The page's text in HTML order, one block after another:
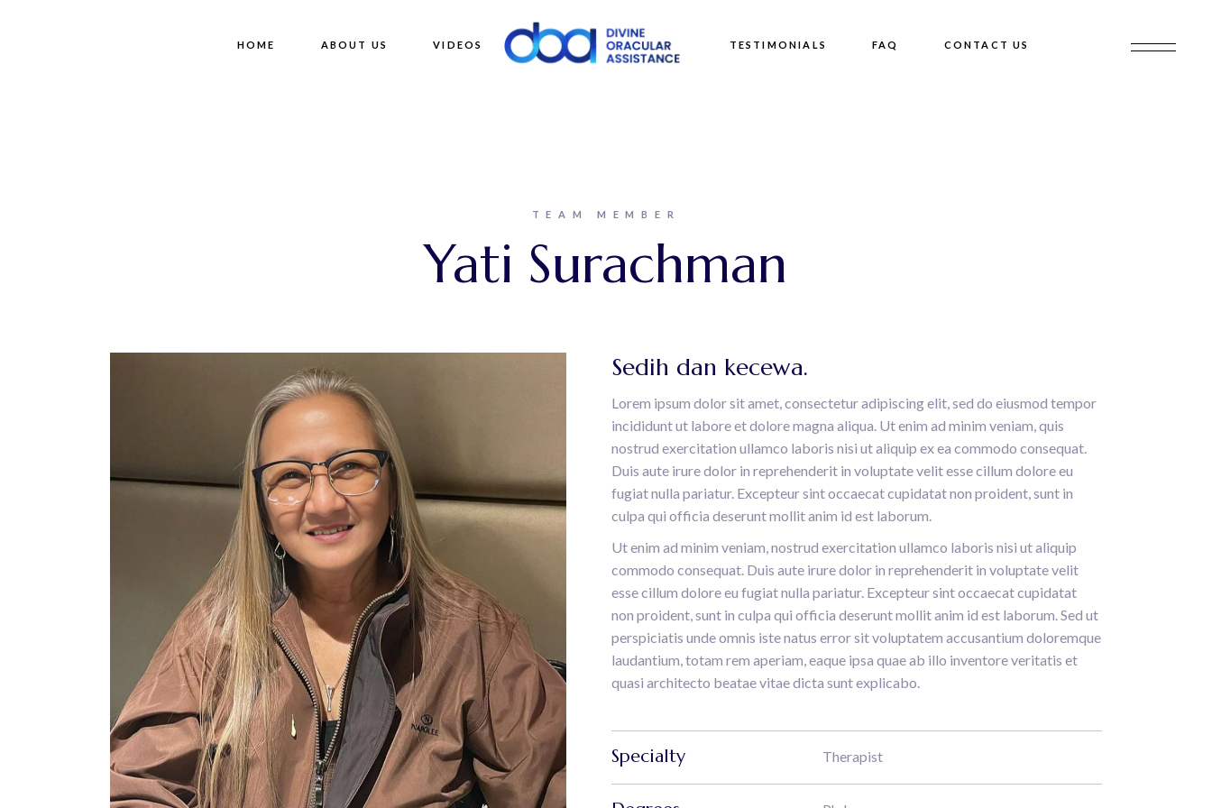
HOME ABOUT US VIDEOS TESTIMONIALS FAQ CONTACT US
TEAM MEMBER
Yati Surachman
Sedih dan kecewa.
Lorem ipsum dolor sit amet, consectetur adipiscing elit, sed do eiusmod tempor
incididunt ut labore et dolore magna aliqua. Ut enim ad minim veniam, quis
nostrud exercitation ullamco laboris nisi ut aliquip ex ea commodo consequat.
Duis aute irure dolor in reprehenderit in voluptate velit esse cillum dolore eu
fugiat nulla pariatur. Excepteur sint occaecat cupidatat non proident, sunt in
culpa qui officia deserunt mollit anim id est laborum.
Ut enim ad minim veniam, nostrud exercitation ullamco laboris nisi ut aliquip
commodo consequat. Duis aute irure dolor in reprehenderit in voluptate velit
esse cillum dolore eu fugiat nulla pariatur. Excepteur sint occaecat cupidatat
non proident, sunt in culpa qui officia deserunt mollit anim id est laborum. Sed ut
perspiciatis unde omnis iste natus error sit voluptatem accusantium doloremque
laudantium, totam rem aperiam, eaque ipsa quae ab illo inventore veritatis et
quasi architecto beatae vitae dicta sunt explicabo.
Specialty Therapist